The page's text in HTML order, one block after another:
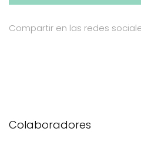
Compartir en las redes
Colaboradores